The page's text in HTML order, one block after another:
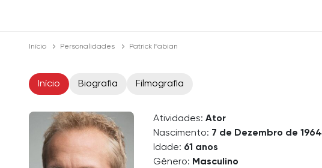
Início Personalidades Patrick Fabian
Início Biografia Filmografia
Atividades: Ator
Nascimento: 7 de Dezembro de 1964
Idade: 61 anos
Gênero: Masculino